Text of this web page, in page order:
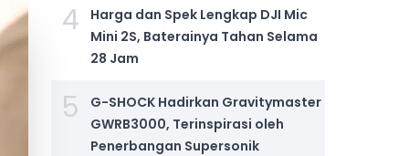
4
Harga dan Spek Lengkap DJI Mic
Mini 2S, Baterainya Tahan Selama
28 Jam
5
G-SHOCK Hadirkan Gravitymaster
GWRB3000, Terinspirasi oleh
Penerbangan Supersonik